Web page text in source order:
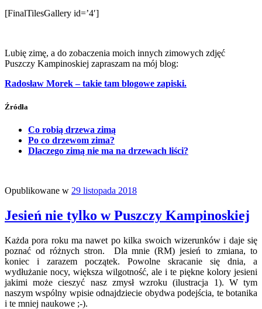
[FinalTilesGallery id=’4′]
Lubię zimę, a do zobaczenia moich innych zimowych zdjęć
Puszczy Kampinoskiej zapraszam na mój blog:
Radosław Morek – takie tam blogowe zapiski.
Źródła
Co robią drzewa zimą
Po co drzewom zima?
Dlaczego zimą nie ma na drzewach liści?
Opublikowane w 29 listopada 2018
Jesień nie tylko w Puszczy Kampinoskiej
Każda pora roku ma nawet po kilka swoich wizerunków i daje się
poznać od różnych stron. Dla mnie (RM) jesień to zmiana, to
koniec i zarazem początek. Powolne skracanie się dnia, a
wydłużanie nocy, większa wilgotność, ale i te piękne kolory jesieni
jakimi może cieszyć nasz zmysł wzroku (ilustracja 1). W tym
naszym wspólny wpisie odnajdziecie obydwa podejścia, te botanika
i te mniej naukowe ;-).